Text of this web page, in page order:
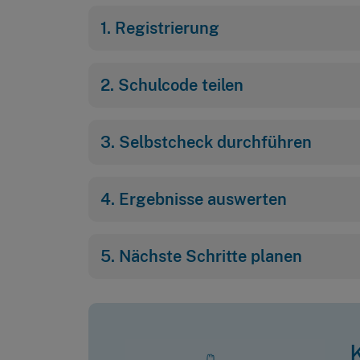
1. Registrierung
2. Schulcode teilen
3. Selbstcheck durchführen
4. Ergebnisse auswerten
5. Nächste Schritte planen